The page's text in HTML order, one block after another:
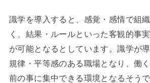
識学を導入すると、感覚・感情で組
く、結果・ルールといった客観的事
が可能となるとしています。識学が
規律・平等感のある職場となり、働
前の事に集中できる環境となるそうで